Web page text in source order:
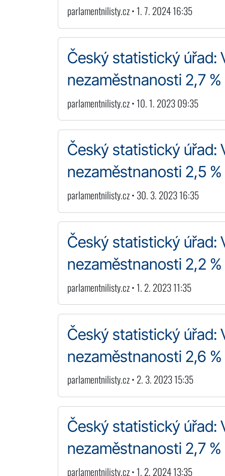
parlamentnilisty.cz • 1. 7. 2024 16:35
Český statistický úřad:
nezaměstnanosti 2,7 %
parlamentnilisty.cz • 10. 1. 2023 09:35
Český statistický úřad:
nezaměstnanosti 2,5 %
parlamentnilisty.cz • 30. 3. 2023 16:35
Český statistický úřad:
nezaměstnanosti 2,2 %
parlamentnilisty.cz • 1. 2. 2023 11:35
Český statistický úřad:
nezaměstnanosti 2,6 %
parlamentnilisty.cz • 2. 3. 2023 15:35
Český statistický úřad:
nezaměstnanosti 2,7 %
parlamentnilisty.cz • 1. 2. 2024 13:35